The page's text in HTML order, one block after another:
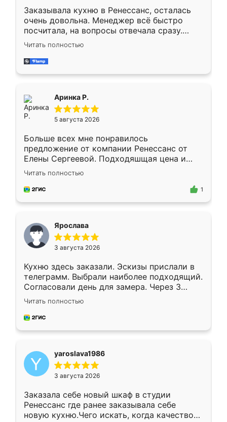
Заказывала кухню в Ренессанс, осталась
очень довольна. Менеджер всё быстро
посчитала, на вопросы отвечала сразу.
Замерщик приехал в субботу, подошёл к
делу со всей ответственностью. Собрали
за день, ребята работали аккуратно, даже
Читать полностью
Аринка Р.
5 августа 2026
Больше всех мне понравилось
предложение от компании Ренессанс от
Елены Сергеевой. Подходяшщая цена и
короткие сроки изготовления. Приехавший
для замера сотрудник Владислав
предложил по моему эскизу самый
Читать полностью
1
Ярослава
3 августа 2026
Кухню здесь заказали. Эскизы прислали в
телеграмм. Выбрали наиболее подходящий.
Согласовали день для замера. Через 3
недели кухня была уже готова. Остались
довольны работой. Спасибо Ренессанс
мебель за качественную работу!
Читать полностью
yaroslava1986
3 августа 2026
Заказала себе новый шкаф в студии
Ренессанс где ранее заказывала себе
новую кухню.Чего искать, когда качеством